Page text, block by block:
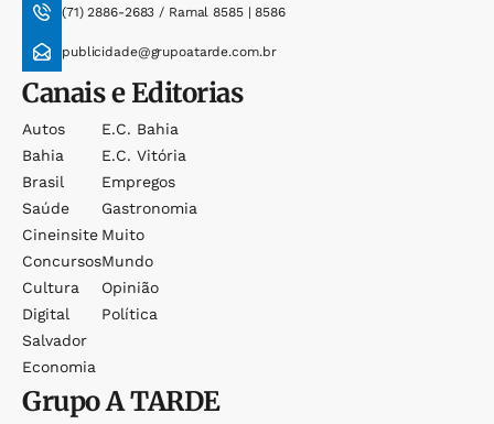
(71) 2886-2683 / Ramal 8585 | 8586
publicidade@grupoatarde.com.br
Canais e Editorias
Autos
Bahia
Brasil
Saúde
Cineinsite
Concursos
Cultura
Digital
Salvador
Economia
E.c. Bahia
E.c. Vitória
Empregos
Gastronomia
Muito
Mundo
Opinião
Política
GrupoA TARDE